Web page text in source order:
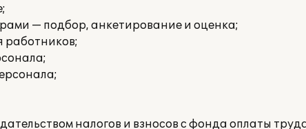
— подбор, анкетирование и оценка;
работников;
налогов и взносов с фонда оплаты